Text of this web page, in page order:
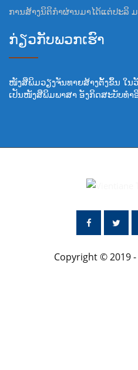
ການສ້າງນິຕິກຳຜ່ານມາໄດ້ແຕ່ປະລິ
ກ່ຽວກັບພວກເຮົາ
ໜັງສືພິມວຽງຈັນທາຍສ້າງຕັ້ງຂຶ້ນ ໃນ
ເປັນໜັງສືພິມພາສາ ອັງກິດສະບັບທໍາ
Copyright © 2019